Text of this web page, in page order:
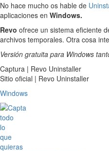
No hace mucho os hable de
aplicaciones en Windows.
Revo ofrece un sistema eficiente
archivos temporales. Otra cosa
Versión gratuita para Windows
Captura | Revo Uninstaller
Sitio oficial | Revo Uninstaller
Windows